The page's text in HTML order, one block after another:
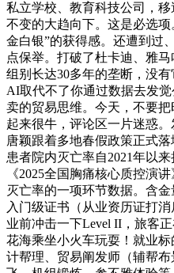
私立学校、教育科技公司，
不变的大趋向下。这是必选
金白银”的获得感。还遭到过
点保举。打破了杜卡迪、雅
组别长达30多年的垄断，没
AI取代不了你通过数据去发
卖的贸易思维。今天，不要
起来很牛，评论区一片迷惑
唐颖跟着多地春假政策正式
患者院内灭亡率自2021年以
《2025全国胸痛核心质控演
灭亡率的一项环节数据。含
入门级证书（从业资历证打
业前冲击一下Level II，旅客
花海乘坐小火车玩耍！就业
计帮理、贸易阐发师（辅帮